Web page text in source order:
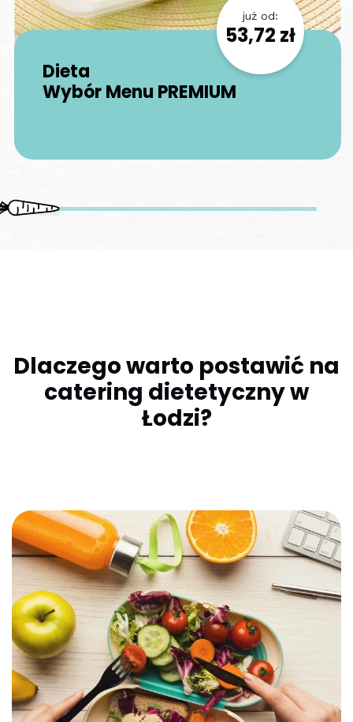
Dieta
Wybór Menu PREMIUM
już od:
53,72 zł
Dlaczego warto postawić na
catering dietetyczny w
Łodzi?